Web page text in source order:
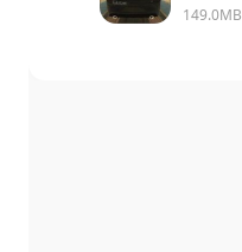
149.0MB